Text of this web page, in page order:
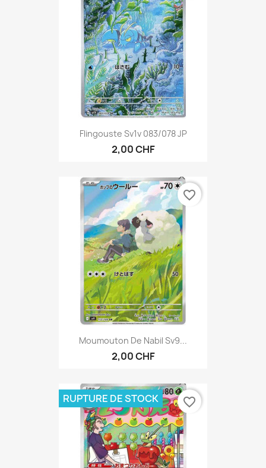
Flingouste Sv1v 083/078 JP
2,00 CHF
Moumouton De Nabil Sv9...
2,00 CHF
favorite_border
RUPTURE DE STOCK favorite_border